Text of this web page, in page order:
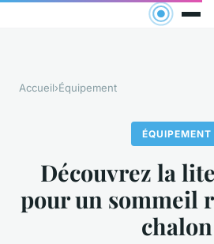
Accueil›Équipement
ÉQUIPEMENT
Découvrez la
pour un sommeil
chalon